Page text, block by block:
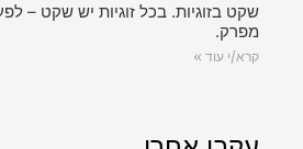
שקט בזוגיות. בכל זוגיות יש שקט –
מפרק.
קרא/י עוד »